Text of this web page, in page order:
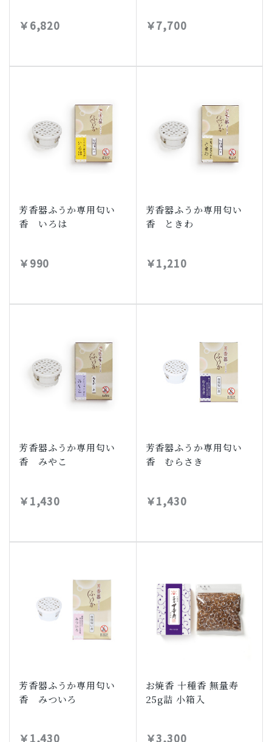
￥6,820 ￥7,700
芳香器ふうか専用匂い
香 いろは
￥990
芳香器ふうか専用匂い
香 ときわ
￥1,210
芳香器ふうか専用匂い
香 みやこ
￥1,430
芳香器ふうか専用匂い
香 むらさき
￥1,430
芳香器ふうか専用匂い
香 みついろ
￥1,430
お焼香 十種香 無量寿
25g詰 小箱入
￥3,300